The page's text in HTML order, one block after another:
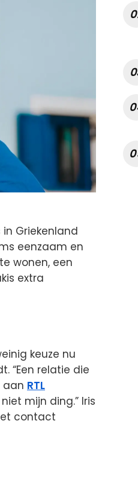
Griekenland
eenzaam en
wonen, een
extra
keuze nu
“Een relatie die
aan RTL
mijn ding.” Iris
contact